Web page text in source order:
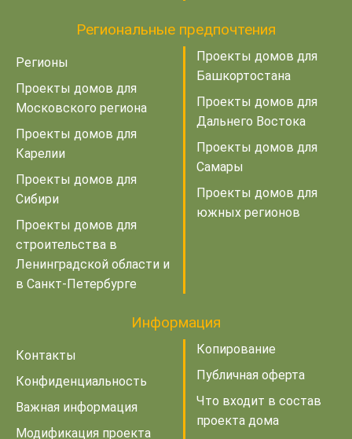
Региональные предпочтения
Регионы
Проекты домов для
Московского региона
Проекты домов для
Карелии
Проекты домов для
Сибири
Проекты домов для
строительства в
Ленинградской области и
в Санкт-Петербурге
Проекты домов для
Башкортостана
Проекты домов для
Дальнего Востока
Проекты домов для
Самары
Проекты домов для
южных регионов
Информация
Контакты
Конфиденциальность
Важная информация
Модификация проекта
Копирование
Публичная оферта
Что входит в состав
проекта дома